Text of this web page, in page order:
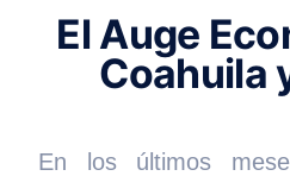
El Auge
Coahuila
En los últimos